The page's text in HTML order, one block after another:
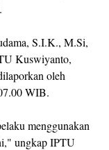
S.I.K., M.Si,
Kuswiyanto,
oleh
WIB.
menggunakan
ungkap IPTU